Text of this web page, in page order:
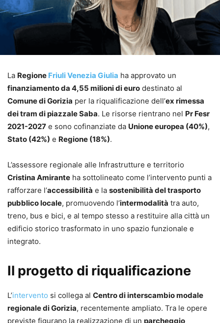
La Regione Friuli Venezia Giulia ha approvato un
finanziamento da 4,55 milioni di euro destinato al
Comune di Gorizia per la riqualificazione dell’ex rimessa
dei tram di piazzale Saba. Le risorse rientrano nel Pr Fesr
2021-2027 e sono cofinanziate da Unione europea (40%),
Stato (42%) e Regione (18%).
L’assessore regionale alle Infrastrutture e territorio
Cristina Amirante ha sottolineato come l’intervento punti a
rafforzare l’accessibilità e la sostenibilità del trasporto
pubblico locale, promuovendo l’intermodalità tra auto,
treno, bus e bici, e al tempo stesso a restituire alla città un
edificio storico trasformato in uno spazio funzionale e
integrato.
Il progetto di riqualificazione
L’intervento si collega al Centro di interscambio modale
regionale di Gorizia, recentemente ampliato. Tra le opere
previste figurano la realizzazione di un parcheggio